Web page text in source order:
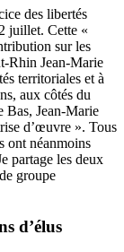
des libertés
juillet. Cette «
sur les
Rhin Jean-Marie
territoriales et à
aux côtés du
Bas, Jean-Marie
d’œuvre ». Tous
ont néanmoins
partage les deux
groupe
d’élus